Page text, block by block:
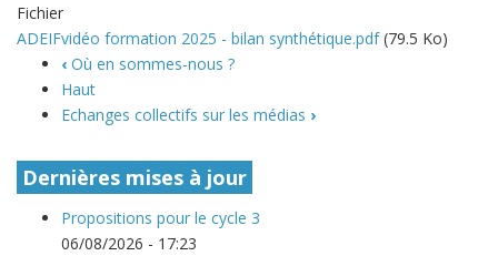
Fichier
ADEIFvidéo formation 2025 - bilan synthétique.pdf (79.5 Ko)
‹ Où en sommes-nous ?
Haut
Echanges collectifs sur les médias ›
Dernières mises à jour
Propositions pour le cycle 3
06/08/2026 - 17:23